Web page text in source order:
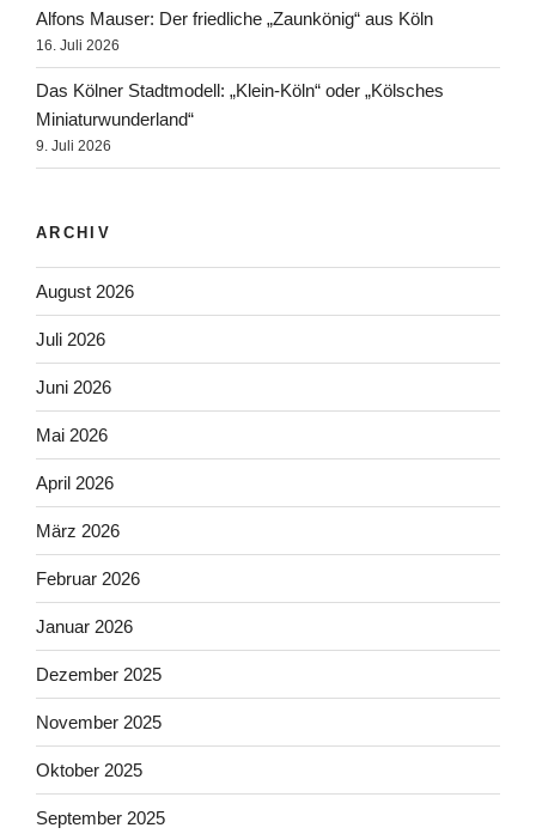
Alfons Mauser: Der friedliche „Zaunkönig“ aus Köln
16. Juli 2026
Das Kölner Stadtmodell: „Klein-Köln“ oder „Kölsches
Miniaturwunderland“
9. Juli 2026
ARCHIV
August 2026
Juli 2026
Juni 2026
Mai 2026
April 2026
März 2026
Februar 2026
Januar 2026
Dezember 2025
November 2025
Oktober 2025
September 2025